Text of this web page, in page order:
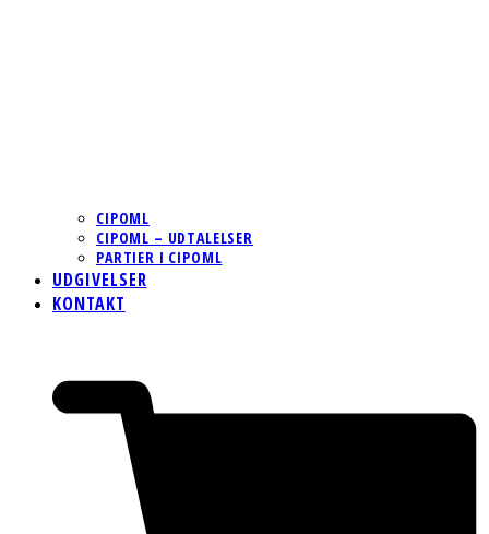
CIPOML
CIPOML – UDTALELSER
PARTIER I CIPOML
UDGIVELSER
KONTAKT